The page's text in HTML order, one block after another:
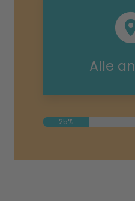
Alle
25%